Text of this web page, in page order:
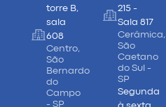
torre B,
sala
608
Centro,
São
Bernardo
do
Campo
- SP
215 -
Sala 817
Cerâmica,
São
Caetano
do Sul -
SP
Segunda
à sexta